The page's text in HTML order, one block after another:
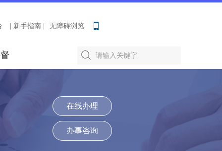
| 新手指南 | 无障碍浏览
在线办理
办事咨询